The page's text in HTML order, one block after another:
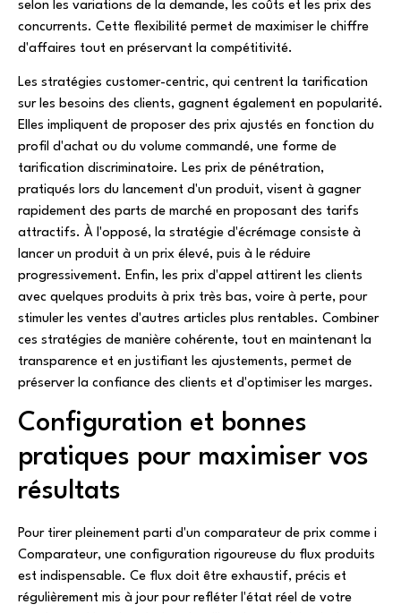
selon les variations de la demande, les coûts et les prix des
concurrents. Cette flexibilité permet de maximiser le chiffre
d'affaires tout en préservant la compétitivité.
Les stratégies customer-centric, qui centrent la tarification
sur les besoins des clients, gagnent également en popularité.
Elles impliquent de proposer des prix ajustés en fonction du
profil d'achat ou du volume commandé, une forme de
tarification discriminatoire. Les prix de pénétration,
pratiqués lors du lancement d'un produit, visent à gagner
rapidement des parts de marché en proposant des tarifs
attractifs. À l'opposé, la stratégie d'écrémage consiste à
lancer un produit à un prix élevé, puis à le réduire
progressivement. Enfin, les prix d'appel attirent les clients
avec quelques produits à prix très bas, voire à perte, pour
stimuler les ventes d'autres articles plus rentables. Combiner
ces stratégies de manière cohérente, tout en maintenant la
transparence et en justifiant les ajustements, permet de
préserver la confiance des clients et d'optimiser les marges.
Configuration et bonnes
pratiques pour maximiser vos
résultats
Pour tirer pleinement parti d'un comparateur de prix comme i
Comparateur, une configuration rigoureuse du flux produits
est indispensable. Ce flux doit être exhaustif, précis et
régulièrement mis à jour pour refléter l'état réel de votre